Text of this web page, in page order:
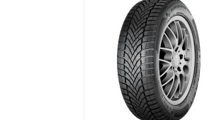
в наличии
0 отзывов